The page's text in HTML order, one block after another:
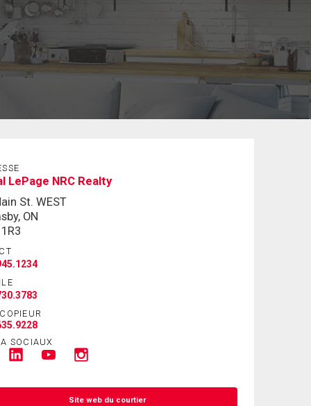
LePage NRC Realty
St. WEST
ON
SOCIAUX
Site web du courtier